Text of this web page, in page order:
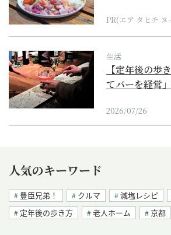
PR(エア タヒチ ヌ
生活
【定年後の歩
てバーを経営
2026/07/26
人気のキーワード
豊臣兄弟！ クルマ 減塩レシピ
定年後の歩き方
老人ホーム 京都